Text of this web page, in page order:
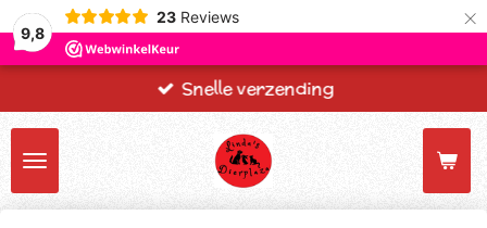
9,8
23 Reviews ×
Snelle verzending